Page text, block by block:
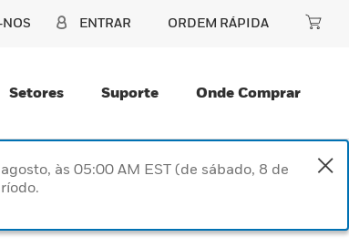
ENTRAR ORDEM RÁPIDA
Setores Suporte Onde Comprar
às 05:00 AM EST (de sábado, 8 de